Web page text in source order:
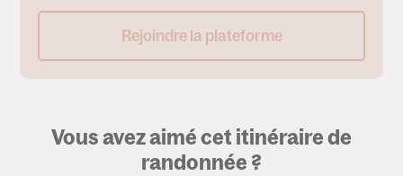
Rejoindre la plateforme
Vous avez aimé cet itinéraire de
randonnée ?